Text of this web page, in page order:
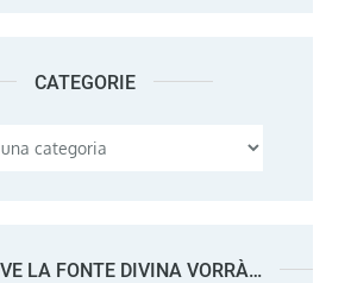
CATEGORIE
LA FONTE DIVINA VORRÀ…